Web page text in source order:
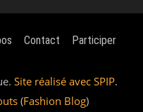
Contact Participer
Site réalisé avec SPIP.
(Fashion Blog)